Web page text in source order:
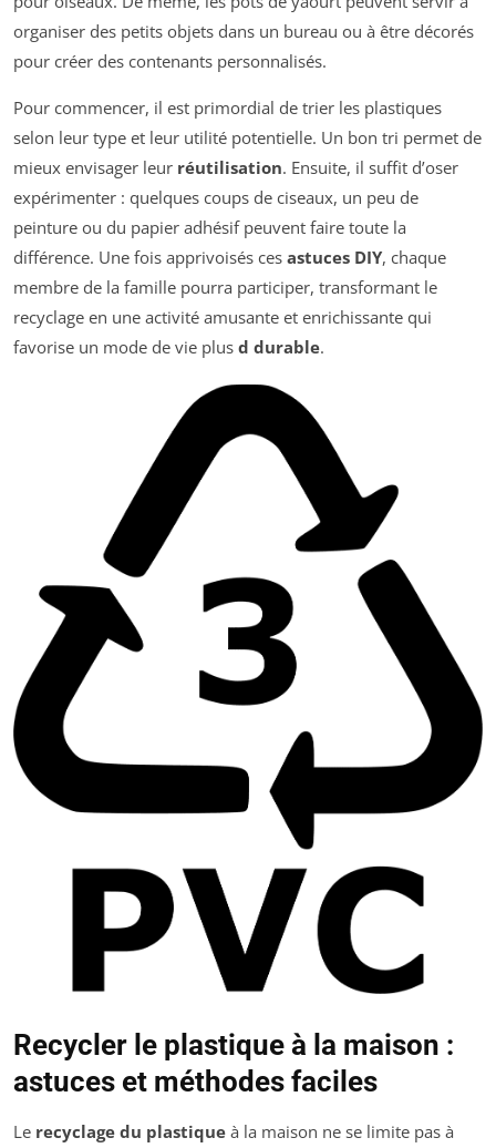
organiser des petits objets dans un bureau ou à être décorés
pour créer des contenants personnalisés.
Pour commencer, il est primordial de trier les plastiques
selon leur type et leur utilité potentielle. Un bon tri permet de
mieux envisager leur réutilisation. Ensuite, il suffit d’oser
expérimenter : quelques coups de ciseaux, un peu de
peinture ou du papier adhésif peuvent faire toute la
différence. Une fois apprivoisés ces astuces DIY, chaque
membre de la famille pourra participer, transformant le
recyclage en une activité amusante et enrichissante qui
favorise un mode de vie plus d durable.
Recycler le plastique à la maison :
astuces et méthodes faciles
Le recyclage du plastique à la maison ne se limite pas à